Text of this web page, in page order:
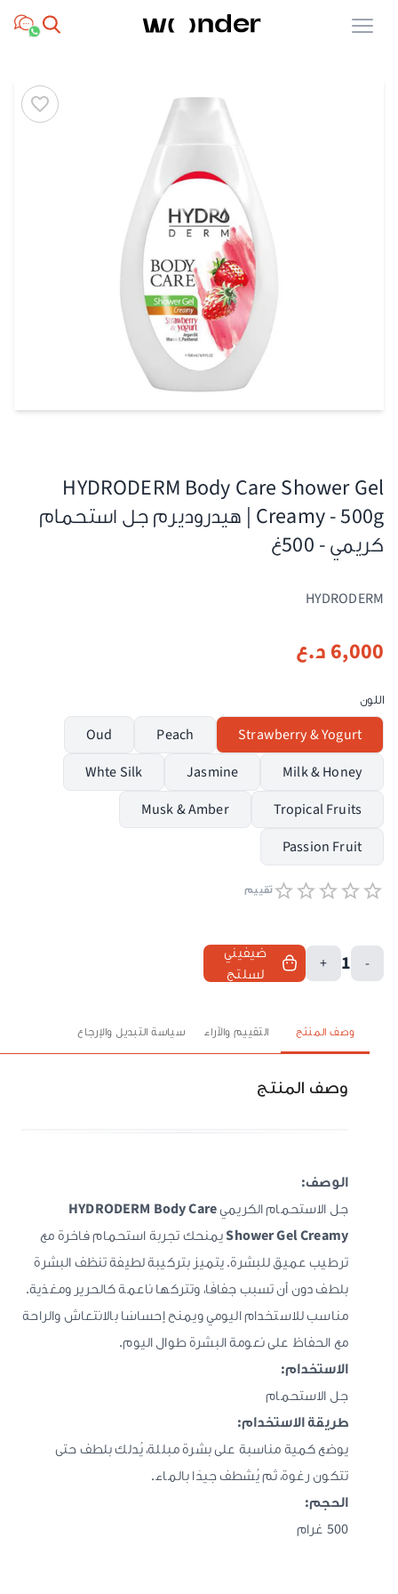
Open menu
HYDRODERM Body Care Shower Gel
Creamy - 500g | هيدروديرم جل استحمام
كريمي - 500غ
HYDRODERM
6,000 د.ع
اللون
Strawberry & Yogurt
Peach
Oud
Milk & Honey
Jasmine
Whte Silk
Tropical Fruits
Musk & Amber
Passion Fruit
تقييم
-
1
+
ضيفيني
لسلتج
وصف المنتج التقييم والآراء سياسة التبديل والإرجاع
وصف المنتج
الوصف:
جل الاستحمام الكريميHYDRODERM Body Care
Shower Gel Creamyيمنحك تجربة استحمام فاخرة مع
ترطيب عميق للبشرة. يتميز بتركيبة لطيفة تنظف البشرة
بلطف دون أن تسبب جفافًا، وتتركها ناعمة كالحرير ومغذية.
مناسب للاستخدام اليومي ويمنح إحساسًا بالانتعاش والراحة
مع الحفاظ على نعومة البشرة طوال اليوم.
الاستخدام:
جل الاستحمام
طريقة الاستخدام:
يوضع كمية مناسبة على بشرة مبللة، يُدلك بلطف حتى
تتكون رغوة، ثم يُشطف جيدًا بالماء.
الحجم:
500 غرام